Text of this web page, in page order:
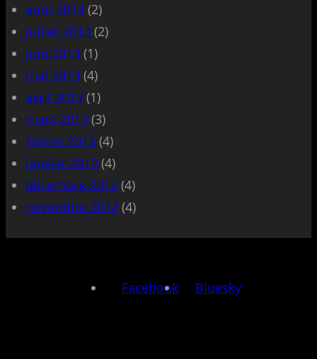
août 2013 (2)
juillet 2013 (2)
juin 2013 (1)
mai 2013 (4)
avril 2013 (1)
mars 2013 (3)
février 2013 (4)
janvier 2013 (4)
décembre 2012 (4)
novembre 2012 (4)
Facebook Bluesky